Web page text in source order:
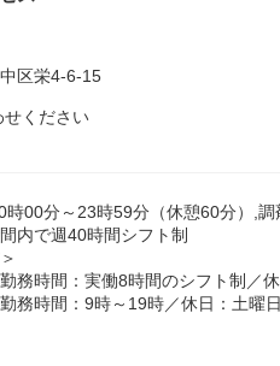
区栄4-6-15
ください
時00分～23時59分（休憩60分）,
内で週40時間シフト制
勤務時間：実働8時間のシフト制／
勤務時間：9時～19時／休日：土曜